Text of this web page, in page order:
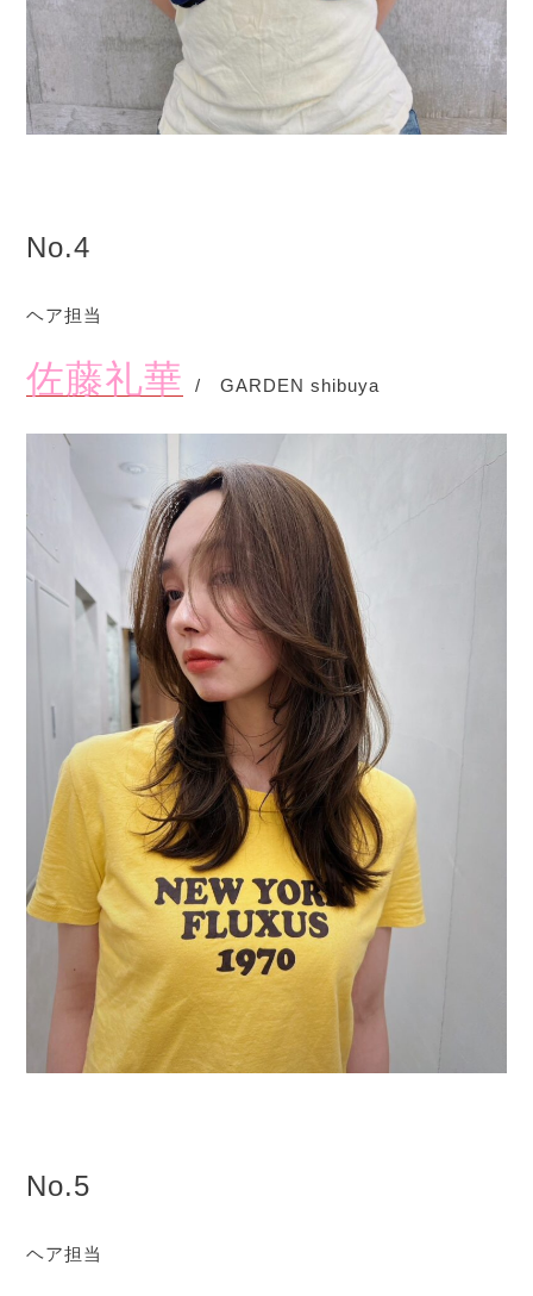
No.4
ヘア担当
佐藤礼華 / GARDEN shibuya
No.5
ヘア担当